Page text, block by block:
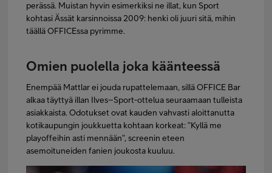
perässä. Muistan hyvin esimerkiksi ne illat, kun Sport
kohtasi Ässät karsinnoissa 2009: henki oli juuri sitä, mihin
täällä OFFICEssa pyrimme.
Omien puolella joka käänteessä
Enempää Mattlar ei jouda rupattelemaan, sillä OFFICE Bar
alkaa täyttyä illan Ilves–Sport-ottelua seuraamaan tulleista
asiakkaista. Odotukset ovat kauden vahvasti aloittanutta
kotikaupungin joukkuetta kohtaan korkeat: ”Kyllä me
playoffeihin asti mennään”, screenin eteen
asemoituneiden fanien joukosta kuuluu.